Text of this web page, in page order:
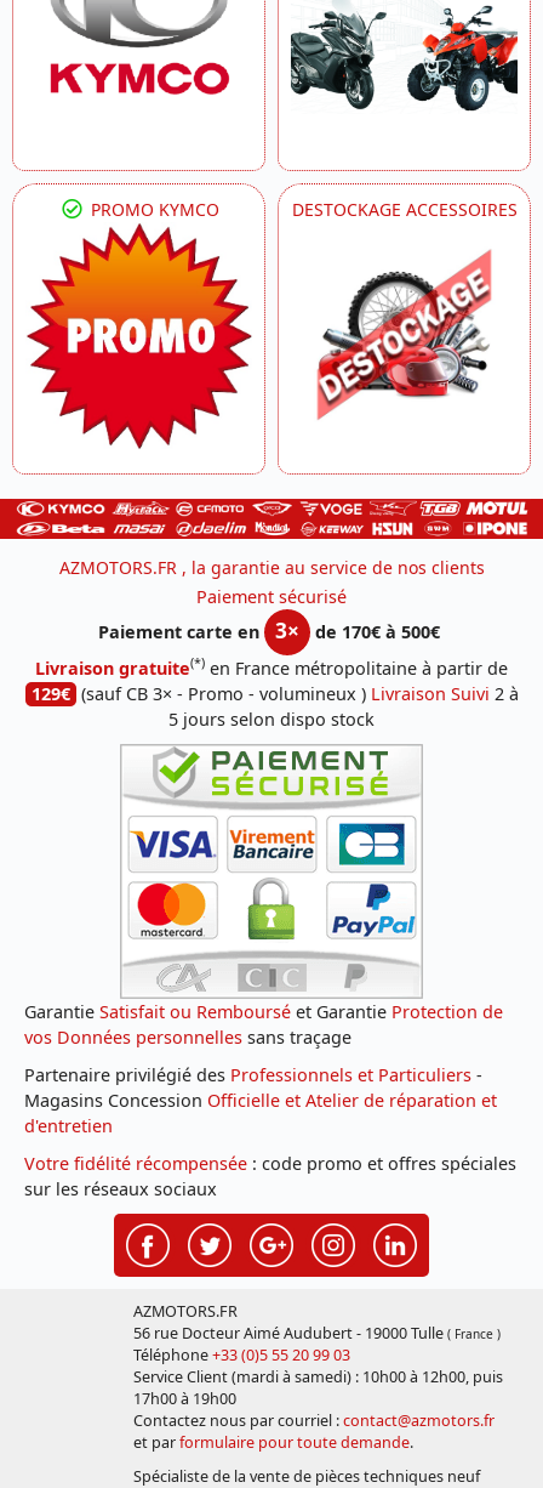
PROMO KYMCO DESTOCKAGE ACCESSOIRES
AZMOTORS.FR , la garantie au service de nos clients
Paiement sécurisé
Paiement carte en
3×
de 170€ à 500€
Livraison gratuite(*) en France métropolitaine à partir de
129€ (sauf CB 3× - Promo - volumineux ) Livraison Suivi 2 à
5 jours selon dispo stock
Garantie Satisfait ou Remboursé et Garantie Protection de
vos Données personnelles sans traçage
Partenaire privilégié des Professionnels et Particuliers -
Magasins Concession Officielle et Atelier de réparation et
d'entretien
Votre fidélité récompensée : code promo et offres spéciales
sur les réseaux sociaux
AZMOTORS.FR
56 rue Docteur Aimé Audubert - 19000 Tulle ( France )
Téléphone+33 (0)5 55 20 99 03
Service Client (mardi à samedi) : 10h00 à 12h00, puis
17h00 à 19h00
Contactez nous par courriel :contact@azmotors.fr
et parformulaire pour toute demande.
Spécialiste de la vente de pièces techniques neuf